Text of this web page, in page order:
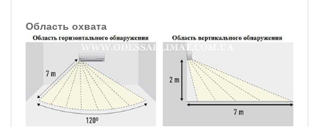
Область охвата